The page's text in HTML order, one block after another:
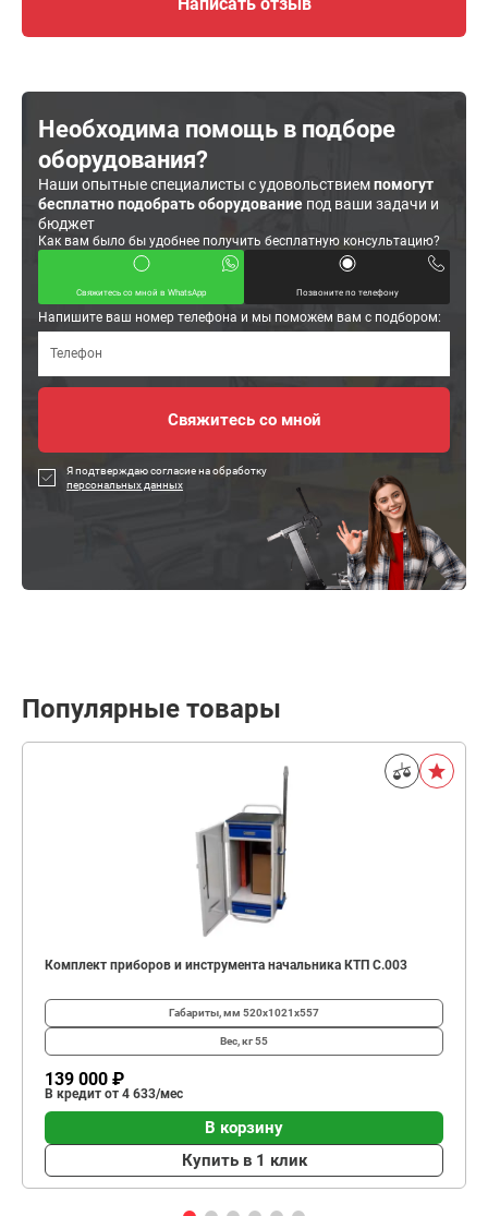
Необходима помощь в подборе
оборудования?
Наши опытные специалисты с удовольствиемпомогут
бесплатно подобрать оборудование под ваши задачи и
бюджет
Как вам было бы удобнее получить бесплатную консультацию?
Свяжитесь со мной в WhatsApp Позвоните по телефону
Напишите ваш номер телефона и мы поможем вам с подбором:
Я подтверждаю согласие на обработку
персональных данных
Популярные товары
Комплект приборов и инструмента начальника КТП C.003
Габариты, мм 520х1021х557
Вес, кг55
139 000 ₽
В кредит от 4 633/мес
В корзину
Купить в 1 клик